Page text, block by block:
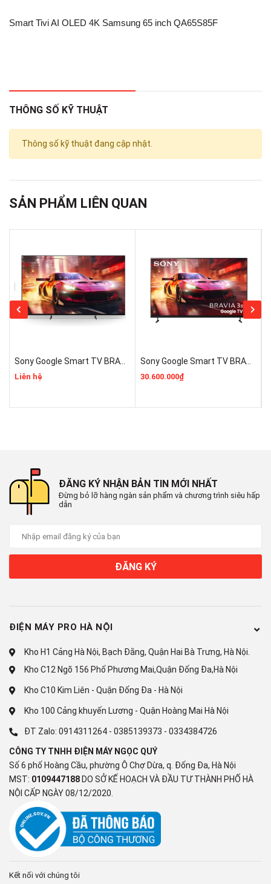
Smart Tivi AI OLED 4K Samsung 65 inch QA65S85F
THÔNG SỐ KỸ THUẬT
Thông số kỹ thuật đang cập nhật.
SẢN PHẨM LIÊN QUAN
Sony Google Smart TV BRAVIA 3 II 55 Inch K-55XR30M2 Mẫu 2026 Mới 100% Rẻ Nhất
Liên hệ
Sony Google Smart TV BRAVIA 3 II K-75XR30M2 Mới 2026 Giá Rẻ Nhất
30.600.000₫
ĐĂNG KÝ NHẬN BẢN TIN MỚI NHẤT
Đừng bỏ lỡ hàng ngàn sản phẩm và chương trình siêu hấp
dẫn
ĐĂNG KÝ
ĐIỆN MÁY PRO HÀ NỘI
Kho H1 Cảng Hà Nội, Bạch Đằng, Quận Hai Bà Trưng, Hà Nội.
Kho C12 Ngõ 156 Phố Phương Mai,Quận Đống Đa,Hà Nội
Kho C10 Kim Liên - Quận Đống Đa - Hà Nội
Kho 100 Cảng khuyến Lương - Quận Hoàng Mai Hà Nội
ĐT Zalo: 0914311264 - 0385139373 - 0334384726
CÔNG TY TNHH ĐIỆN MÁY NGỌC QUÝ
Số 6 phố Hoàng Cầu, phường Ô Chợ Dừa, q. Đống Đa, Hà Nội
MST: 0109447188 DO SỞ KẾ HOẠCH VÀ ĐẦU TƯ THÀNH PHỐ HÀ
NỘI CẤP NGÀY 08/12/2020.
Kết nối với chúng tôi